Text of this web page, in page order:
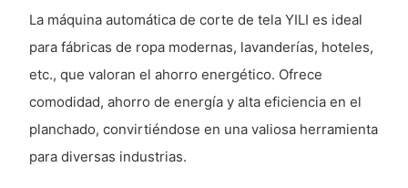
La máquina automática de corte de tela YILI es ideal
para fábricas de ropa modernas, lavanderías, hoteles,
etc., que valoran el ahorro energético. Ofrece
comodidad, ahorro de energía y alta eficiencia en el
planchado, convirtiéndose en una valiosa herramienta
para diversas industrias.